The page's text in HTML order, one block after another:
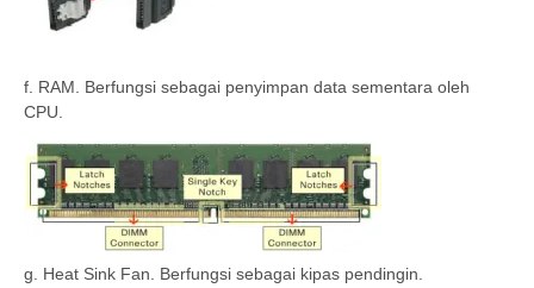
f. RAM. Berfungsi sebagai penyimpan data sementara oleh
CPU.
g. Heat Sink Fan. Berfungsi sebagai kipas pendingin.